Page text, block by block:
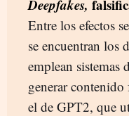
Deepfakes,
Entre los efectos
se encuentran los
emplean sistemas
generar contenido
el de GPT2, que